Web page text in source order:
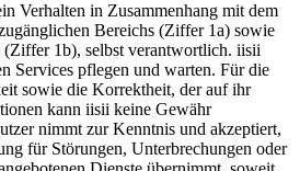
Verhalten in Zusammenhang mit dem
Bereichs (Ziffer 1a) sowie
(Ziffer 1b), selbst verantwortlich. iisii
Services pflegen und warten. Für die
sowie die Korrektheit, der auf ihr
kann iisii keine Gewähr
nimmt zur Kenntnis und akzeptiert,
für Störungen, Unterbrechungen oder